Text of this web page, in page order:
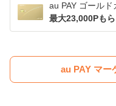
au PAY ゴール
最大23,000Pも
au PAY マー